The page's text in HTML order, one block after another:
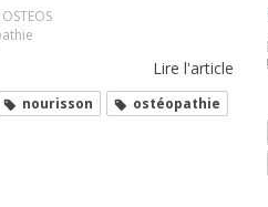
OSTEOS
Lire l'article
nourisson
ostéopathie